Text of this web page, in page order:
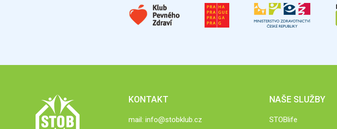
KONTAKT
mail: info@stobklub.cz
NAŠE SLUŽBY
STOBlife